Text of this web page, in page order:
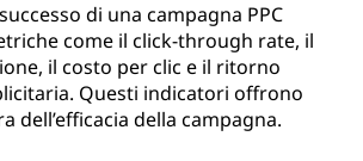
di una campagna PPC
come il click-through rate, il
il costo per clic e il ritorno
Questi indicatori offrono
dell’efficacia della campagna.